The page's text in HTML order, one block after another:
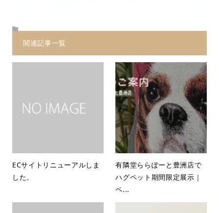
関連記事一覧
ECサイトリニューアルしま
した。
有隣堂ららぽーと豊洲店で
ハグペット期間限定展示｜
ペ...